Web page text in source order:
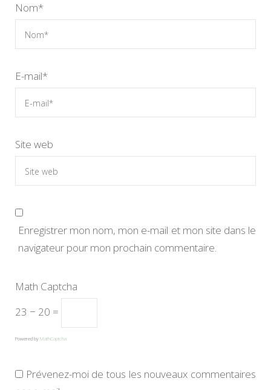
Nom*
E-mail*
Site web
Enregistrer mon nom, mon e-mail et mon site dans le
navigateur pour mon prochain commentaire.
Math Captcha
23 − 20 =
Powered byMathCaptcha
Prévenez-moi de tous les nouveaux commentaires